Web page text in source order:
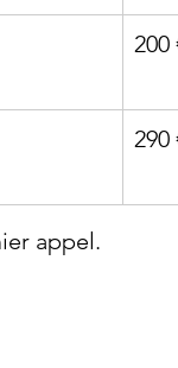
200
290
appel.